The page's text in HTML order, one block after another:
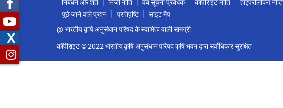
निबंधन और शर्तें निजी नीति वेब सूचना प्रबंधक कॉपीराइट नीति हाइपरलिंकिंग नीति
पूछे जाने वाले प्रश्न
प्रतिपुष्टि
साइट मैप
@ भारतीय कृषि अनुसंधान परिषद के स्वामित्व वाली सामग्री
कॉपीराइट © 2022 भारतीय कृषि अनुसंधान परिषद कृषि भवन द्वारा सर्वाधिकार सुरक्षित
X